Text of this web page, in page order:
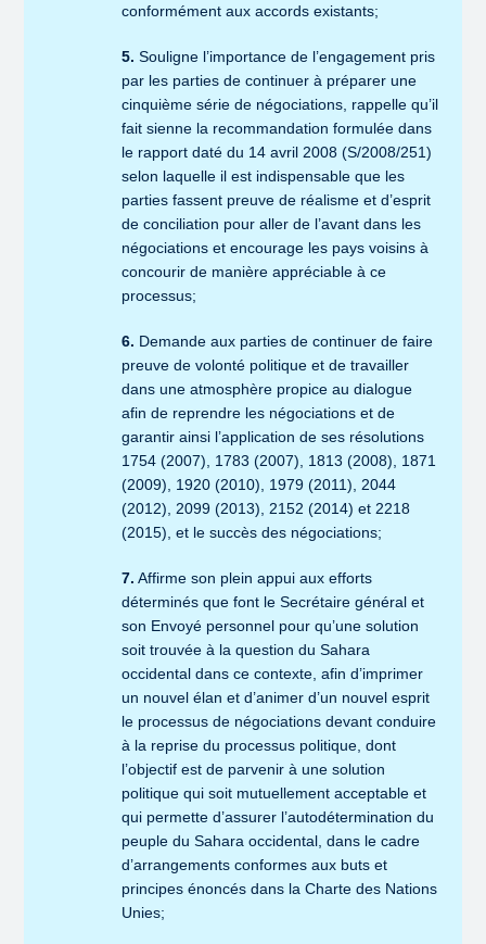
conformément aux accords existants;
5. Souligne l’importance de l’engagement pris
par les parties de continuer à préparer une
cinquième série de négociations, rappelle qu’il
fait sienne la recommandation formulée dans
le rapport daté du 14 avril 2008 (S/2008/251)
selon laquelle il est indispensable que les
parties fassent preuve de réalisme et d’esprit
de conciliation pour aller de l’avant dans les
négociations et encourage les pays voisins à
concourir de manière appréciable à ce
processus;
6. Demande aux parties de continuer de faire
preuve de volonté politique et de travailler
dans une atmosphère propice au dialogue
afin de reprendre les négociations et de
garantir ainsi l’application de ses résolutions
1754 (2007), 1783 (2007), 1813 (2008), 1871
(2009), 1920 (2010), 1979 (2011), 2044
(2012), 2099 (2013), 2152 (2014) et 2218
(2015), et le succès des négociations;
7. Affirme son plein appui aux efforts
déterminés que font le Secrétaire général et
son Envoyé personnel pour qu’une solution
soit trouvée à la question du Sahara
occidental dans ce contexte, afin d’imprimer
un nouvel élan et d’animer d’un nouvel esprit
le processus de négociations devant conduire
à la reprise du processus politique, dont
l’objectif est de parvenir à une solution
politique qui soit mutuellement acceptable et
qui permette d’assurer l’autodétermination du
peuple du Sahara occidental, dans le cadre
d’arrangements conformes aux buts et
principes énoncés dans la Charte des Nations
Unies;